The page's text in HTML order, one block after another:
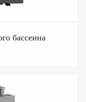
бассеина